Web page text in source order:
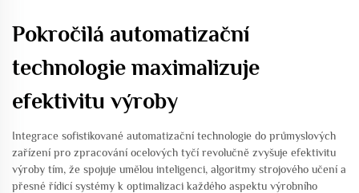
Pokročilá automatizační
technologie maximalizuje
efektivitu výroby
Integrace sofistikované automatizační technologie do průmyslových
zařízení pro zpracování ocelových tyčí revolučně zvyšuje efektivitu
výroby tím, že spojuje umělou inteligenci, algoritmy strojového učení a
přesné řídicí systémy k optimalizaci každého aspektu výrobního